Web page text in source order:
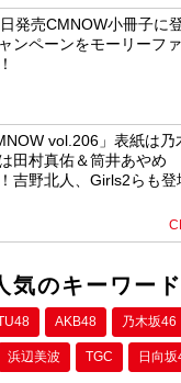
発売CMNOW小冊子に
ンペーンをモーリーフ
vol.206」表紙は
田村真佑＆筒井あやめ
吉野北人、Girls2らも登
気のキーワード
AKB48 乃木坂46
浜辺美波 TGC 日向坂